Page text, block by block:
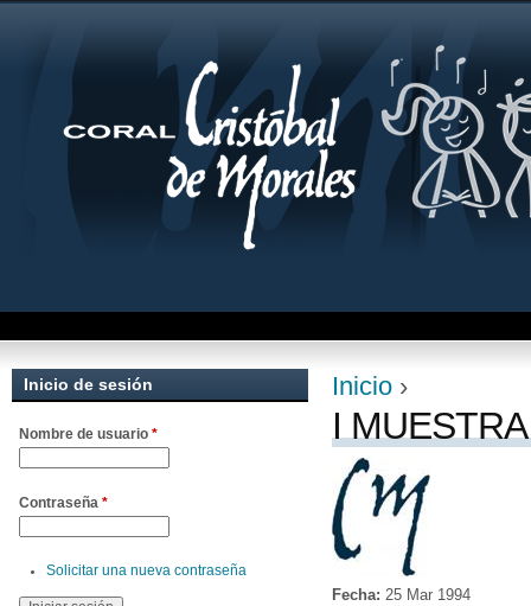
Se encuentra
Inicio ›
I
Fecha: 25 Mar 1994
Inicio de sesión
Nombre de usuario *
Contraseña *
Solicitar una nueva contraseña